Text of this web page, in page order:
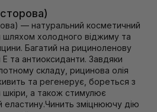
— натуральний косметичний
холодного віджиму та
Багатий на рициноленову
Е та антиоксиданти. Завдяки
складу, рицинова олія
та регенерує, бореться з
шкіри, а також стимулює
еластину.Чинить зміцнюючу дію